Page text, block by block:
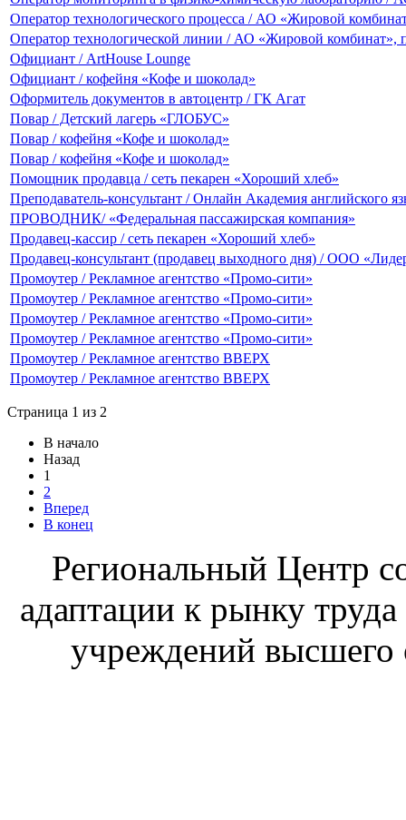
Оператор технологического процесса / АО «Жировой
Оператор технологической линии / АО «Жировой комбинат»,
Официант / ArtHouse Lounge
Официант / кофейня «Кофе и шоколад»
Оформитель документов в автоцентр / ГК Агат
Повар / Детский лагерь «ГЛОБУС»
Повар / кофейня «Кофе и шоколад»
Повар / кофейня «Кофе и шоколад»
Помощник продавца / сеть пекарен «Хороший хлеб»
Преподаватель-консультант / Онлайн Академия английского
ПРОВОДНИК/ «Федеральная пассажирская компания»
Продавец-кассир / сеть пекарен «Хороший хлеб»
Продавец-консультант (продавец выходного дня) / ООО
Промоутер / Рекламное агентство «Промо-сити»
Промоутер / Рекламное агентство «Промо-сити»
Промоутер / Рекламное агентство «Промо-сити»
Промоутер / Рекламное агентство «Промо-сити»
Промоутер / Рекламное агентство ВВЕРХ
Промоутер / Рекламное агентство ВВЕРХ
Страница 1 из 2
В начало
Назад
1
2
Вперед
В конец
Региональный Центр
адаптации к рынку
учреждений